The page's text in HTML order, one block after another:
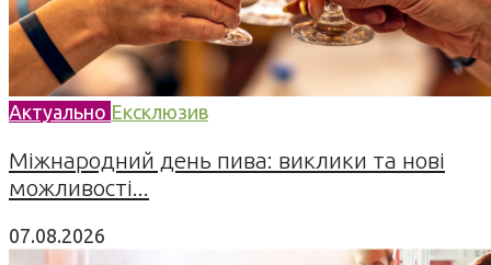
Актуально Ексклюзив
Міжнародний день пива: виклики та нові
можливості...
07.08.2026